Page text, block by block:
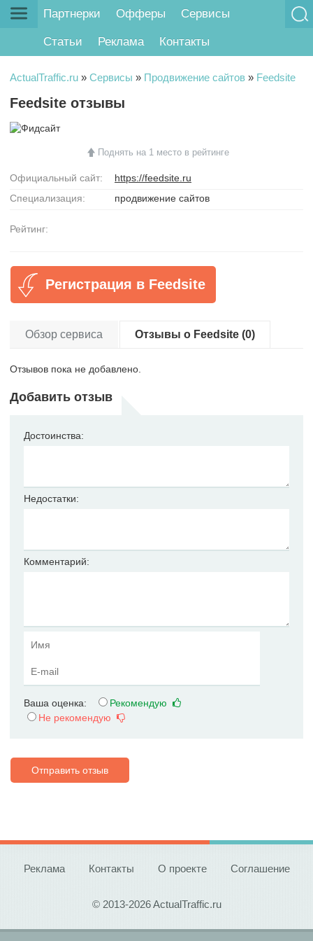
Партнерки Офферы Сервисы
Статьи Реклама Контакты
ActualTraffic.ru » Сервисы » Продвижение сайтов » Feedsite
Feedsite отзывы
Поднять на 1 место в рейтинге
Официальный сайт:
https://feedsite.ru
Специализация:
продвижение сайтов
Рейтинг:
Регистрация в Feedsite
Обзор сервиса Отзывы о Feedsite (0)
Отзывов пока не добавлено.
Добавить отзыв
Достоинства:
Недостатки:
Комментарий:
Ваша оценка:
Рекомендую
Не рекомендую
Отправить отзыв
Реклама Контакты О проекте Соглашение
© 2013-2026 ActualTraffic.ru